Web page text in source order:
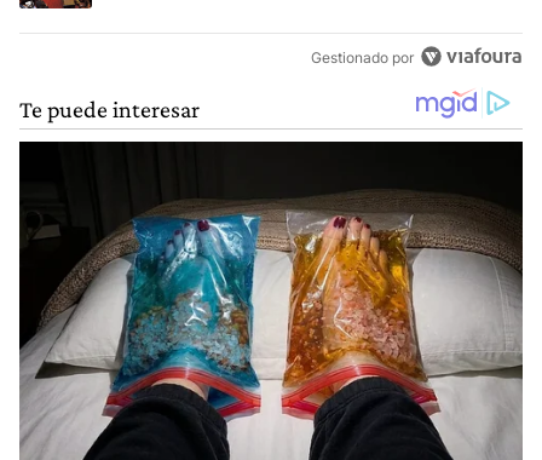
Gestionado por